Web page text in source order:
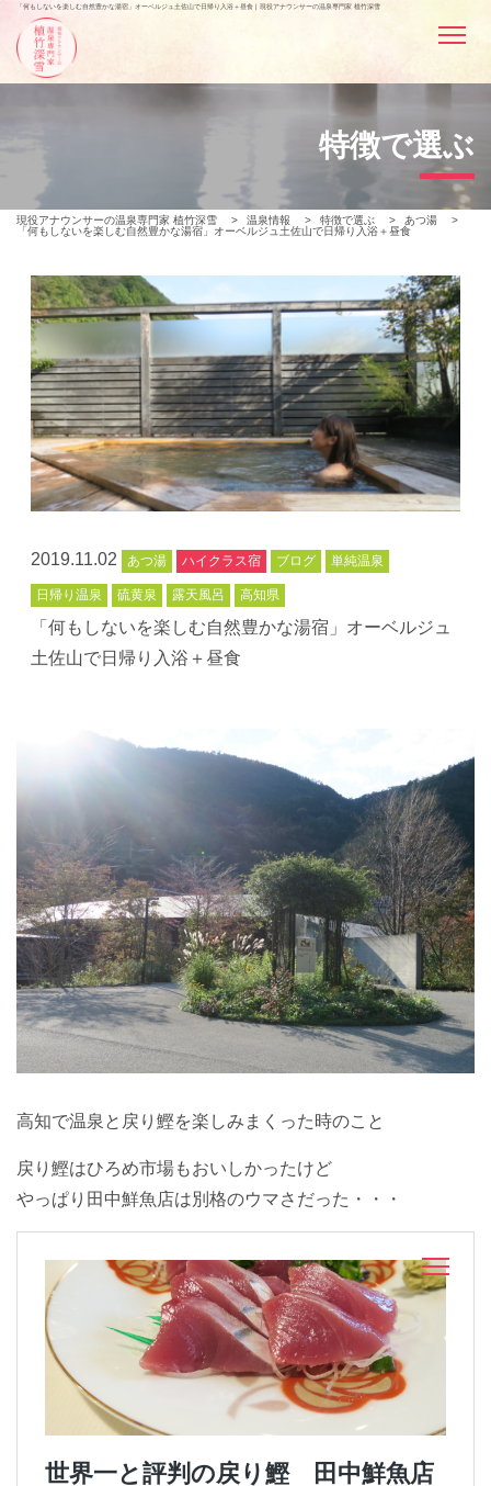
「何もしないを楽しむ自然豊かな湯宿」オーベルジュ土佐山で日帰り入浴＋昼食 | 現役アナウンサーの温泉専門家 植竹深雪
特徴で選ぶ
現役アナウンサーの温泉専門家 植竹深雪 > 温泉情報 > 特徴で選ぶ > あつ湯
>
「何もしないを楽しむ自然豊かな湯宿」オーベルジュ土佐山で日帰り入浴＋昼食
2019.11.02 あつ湯 ハイクラス宿 ブログ 単純温泉
日帰り温泉 硫黄泉 露天風呂 高知県
「何もしないを楽しむ自然豊かな湯宿」オーベルジュ
土佐山で日帰り入浴＋昼食
高知で温泉と戻り鰹を楽しみまくった時のこと
戻り鰹はひろめ市場もおいしかったけど
やっぱり田中鮮魚店は別格のウマさだった・・・